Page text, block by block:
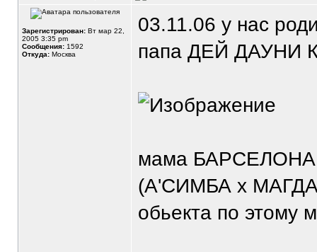
Зарегистрирован: Вт мар 22,
2005 3:35 pm
Сообщения: 1592
Откуда: Москва
03.11.06 у нас
папа ДЕЙ ДАУНИ
мама
(А'СИМБА х
обьекта по этому